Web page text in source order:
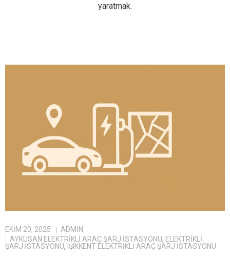
yaratmak.
EKIM 20, 2025
ADMIN
AYKÜSAN ELEKTRIKLI ARAÇ ŞARJ İSTASYONU, ELEKTRIKLI
ŞARJ İSTASYONU, IŞIKKENT ELEKTRIKLI ARAÇ ŞARJ İSTASYONU